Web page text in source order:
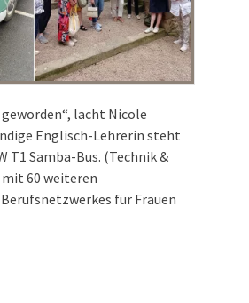
lacht Nicole
Englisch-Lehrerin steht
T1 Samba-Bus. (Technik &
60 weiteren
für Frauen